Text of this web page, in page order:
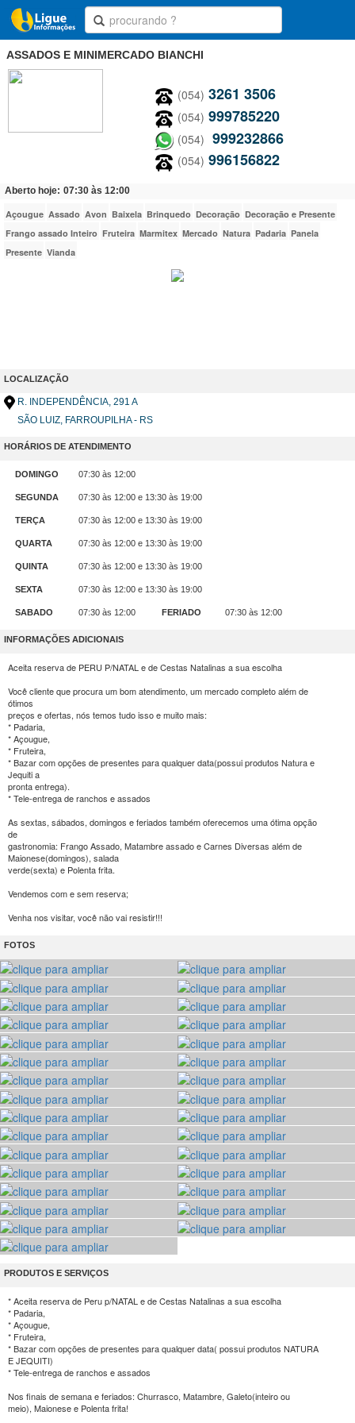
ASSADOS E MINIMERCADO BIANCHI
(054) 3261 3506
(054) 999785220
(054) 999232866
(054) 996156822
Aberto hoje: 07:30 às 12:00
Açougue Assado Avon Baixela Brinquedo Decoração Decoração e Presente
Frango assado Inteiro Fruteira Marmitex Mercado Natura Padaria Panela
Presente Vianda
LOCALIZAÇÃO
R. INDEPENDÊNCIA, 291 A
SÃO LUIZ, FARROUPILHA - RS
HORÁRIOS DE ATENDIMENTO
DOMINGO 07:30 às 12:00
SEGUNDA 07:30 às 12:00 e 13:30 às 19:00
TERÇA 07:30 às 12:00 e 13:30 às 19:00
QUARTA 07:30 às 12:00 e 13:30 às 19:00
QUINTA 07:30 às 12:00 e 13:30 às 19:00
SEXTA 07:30 às 12:00 e 13:30 às 19:00
SABADO 07:30 às 12:00 FERIADO 07:30 às 12:00
INFORMAÇÕES ADICIONAIS
Aceita reserva de PERU P/NATAL e de Cestas Natalinas a sua escolha
Você cliente que procura um bom atendimento, um mercado completo além de
ótimos
preços e ofertas, nós temos tudo isso e muito mais:
* Padaria,
* Açougue,
* Fruteira,
* Bazar com opções de presentes para qualquer data(possui produtos Natura e
Jequiti a
pronta entrega).
* Tele-entrega de ranchos e assados
As sextas, sábados, domingos e feriados também oferecemos uma ótima opção
de
gastronomia: Frango Assado, Matambre assado e Carnes Diversas além de
Maionese(domingos), salada
verde(sexta) e Polenta frita.
Vendemos com e sem reserva;
Venha nos visitar, você não vai resistir!!!
FOTOS
PRODUTOS E SERVIÇOS
* Aceita reserva de Peru p/NATAL e de Cestas Natalinas a sua escolha
* Padaria,
* Açougue,
* Fruteira,
* Bazar com opções de presentes para qualquer data( possui produtos NATURA
E JEQUITI)
* Tele-entrega de ranchos e assados
Nos finais de semana e feriados: Churrasco, Matambre, Galeto(inteiro ou
meio), Maionese e Polenta frita!